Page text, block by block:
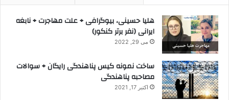
هلیا حسینی، بیوگرافی + علت مهاجرت + نابغه
ایرانی (نفر برتر کنکور)
می 29, 2022
ساخت نمونه کیس پناهندگی رایگان + سوالات
مصاحبه پناهندگی
اکتبر 17, 2021